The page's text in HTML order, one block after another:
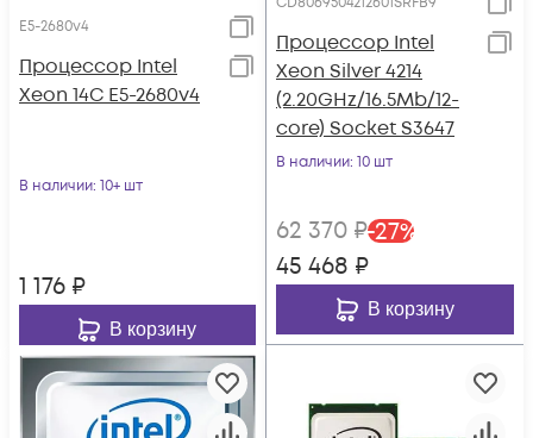
E5-2680v4
Процессор Intel
Xeon 14C E5-2680v4
В наличии: 10+ шт
1 176 ₽
В корзину
Процессор Intel
Xeon Silver 4214
(2.20GHz/16.5Mb/12-
core) Socket S3647
В наличии: 10 шт
62 370 ₽-27%
45 468 ₽
В корзину